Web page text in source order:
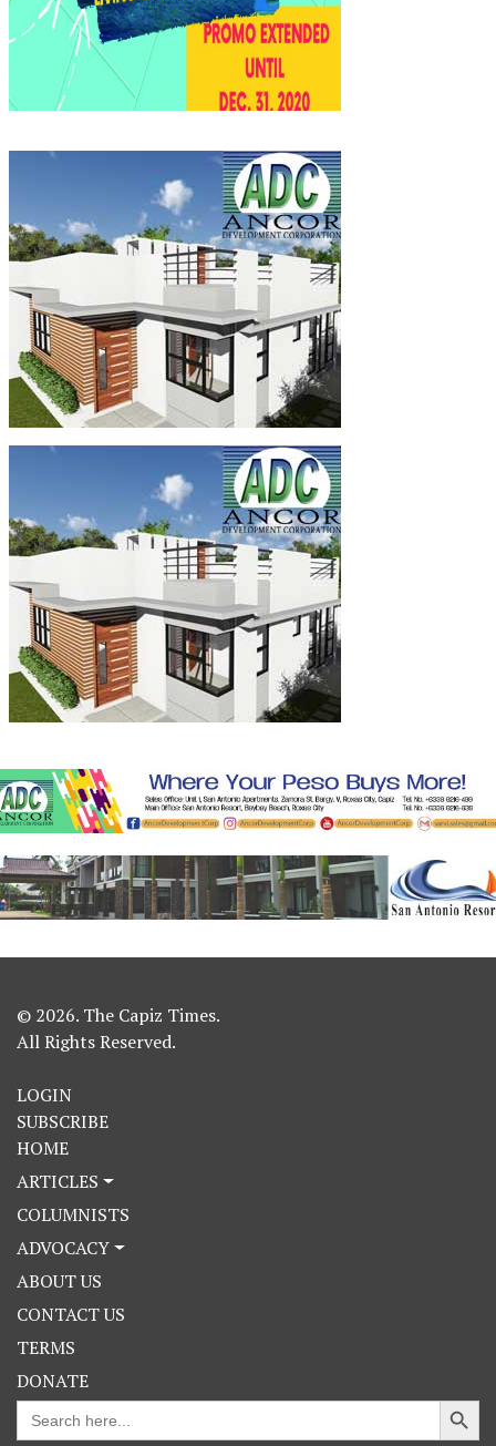
© 2026. The Capiz Times.
All Rights Reserved.
LOGIN
SUBSCRIBE
HOME
ARTICLES
COLUMNISTS
ADVOCACY
ABOUT US
CONTACT US
TERMS
DONATE
Search
for:
Search Button